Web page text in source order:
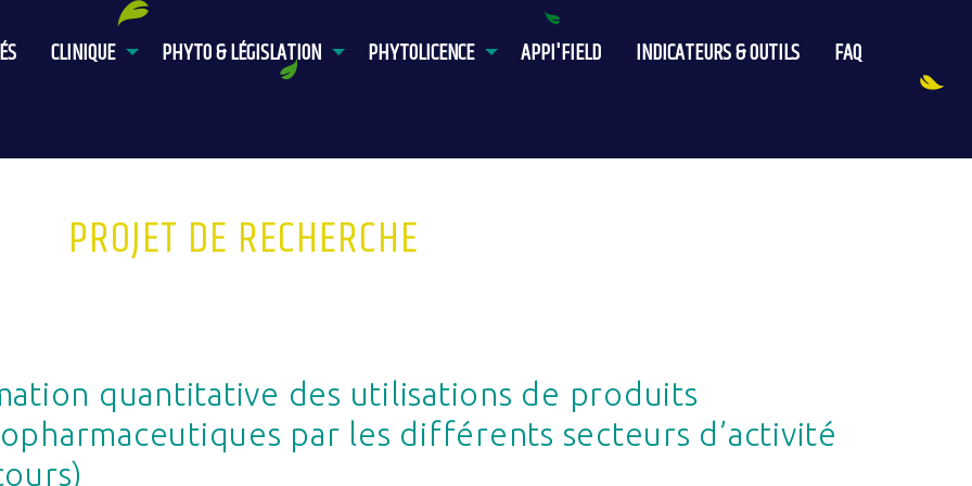
CLINIQUE PHYTO & LÉGISLATION PHYTOLICENCE APPI'FIELD INDICATEURS & OUTILS FAQ
PROJET DE RECHERCHE
quantitative des utilisations de produits
par les différents secteurs d’activité